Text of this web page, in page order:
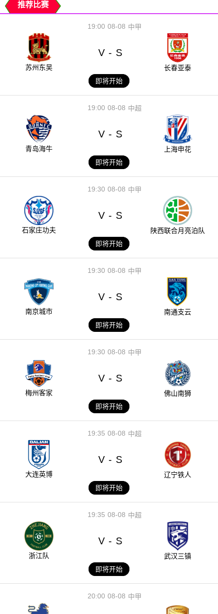
推荐比赛
08-08
19:00 中甲
苏州东吴
V - S
长春亚泰
即将开始
08-08
19:00 中超
青岛海牛
V - S
上海申花
即将开始
08-08
19:30 中甲
石家庄功夫
V - S
陕西联合月亮泊队
即将开始
08-08
19:30 中甲
南京城市
V - S
南通支云
即将开始
08-08
19:30 中甲
梅州客家
V - S
佛山南狮
即将开始
08-08
19:35 中超
大连英博
V - S
辽宁铁人
即将开始
08-08
19:35 中超
浙江队
V - S
武汉三镇
即将开始
08-08
20:00 中甲